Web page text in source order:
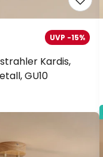
Kardis,
GU10
UVP -15%